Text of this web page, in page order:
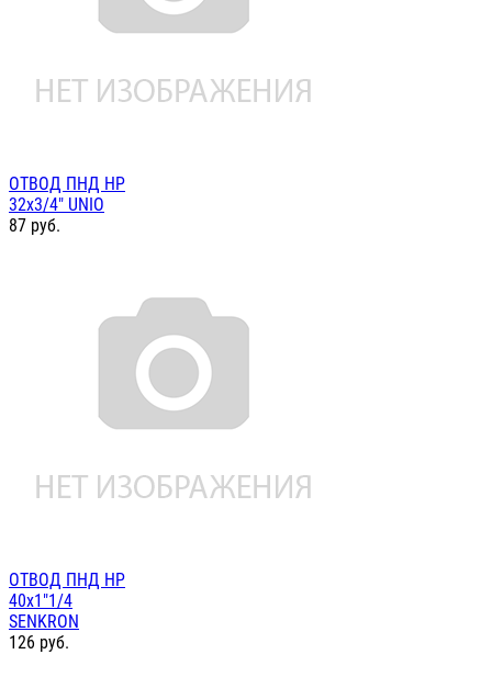
ОТВОД ПНД НР
32х3/4" UNIO
87 руб.
ОТВОД ПНД НР
40х1"1/4
SENKRON
126 руб.